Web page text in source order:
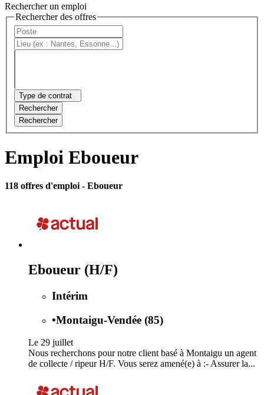
Rechercher un emploi
Rechercher des offres
Type de contrat
Rechercher
Rechercher
Emploi Eboueur
118 offres d'emploi - Eboueur
Eboueur (H/F)
Intérim
•Montaigu-Vendée (85)
Le 29 juillet
Nous recherchons pour notre client basé à Montaigu un agent
de collecte / ripeur H/F. Vous serez amené(e) à :- Assurer la...